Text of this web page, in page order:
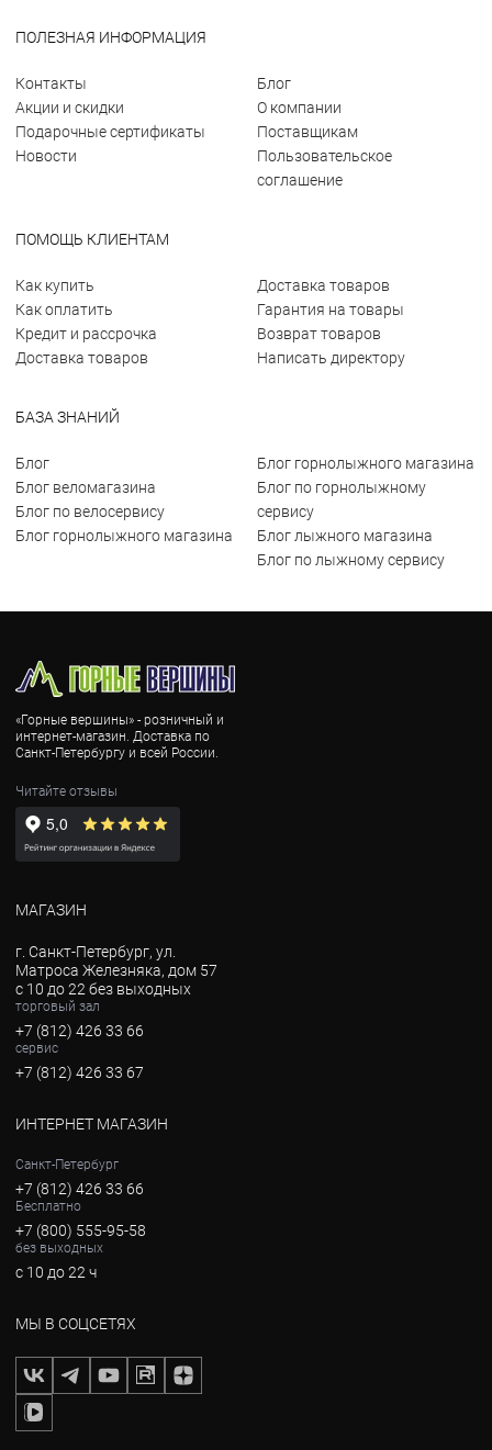
ПОЛЕЗНАЯ ИНФОРМАЦИЯ
Контакты
Акции и скидки
Подарочные сертификаты
Новости
Блог
О компании
Поставщикам
Пользовательское
соглашение
ПОМОЩЬ КЛИЕНТАМ
Как купить
Как оплатить
Кредит и рассрочка
Доставка товаров
Доставка товаров
Гарантия на товары
Возврат товаров
Написать директору
БАЗА ЗНАНИЙ
Блог
Блог веломагазина
Блог по велосервису
Блог горнолыжного магазина
Блог горнолыжного магазина
Блог по горнолыжному
сервису
Блог лыжного магазина
Блог по лыжному сервису
«Горные вершины» - розничный и
интернет-магазин. Доставка по
Санкт-Петербургу и всей России.
Читайте отзывы
МАГАЗИН
г. Санкт-Петербург, ул.
Матроса Железняка, дом 57
с 10 до 22 без выходных
торговый зал
+7 (812) 426 33 66
сервис
+7 (812) 426 33 67
ИНТЕРНЕТ МАГАЗИН
Санкт-Петербург
+7 (812) 426 33 66
Бесплатно
+7 (800) 555-95-58
без выходных
с 10 до 22 ч
МЫ В СОЦСЕТЯХ